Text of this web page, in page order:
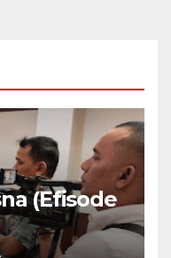
(Efisode